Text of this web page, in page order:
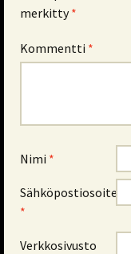
merkitty*
Kommentti *
Nimi *
Sähköpostiosoite
*
Verkkosivusto